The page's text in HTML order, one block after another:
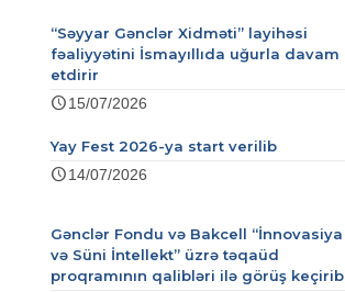
“Səyyar Gənclər Xidməti” layihəsi
fəaliyyətini İsmayıllıda uğurla davam
etdirir
15/07/2026
Yay Fest 2026-ya start verilib
14/07/2026
Gənclər Fondu və Bakcell “İnnovasiya
və Süni İntellekt” üzrə təqaüd
proqramının qalibləri ilə görüş keçirib